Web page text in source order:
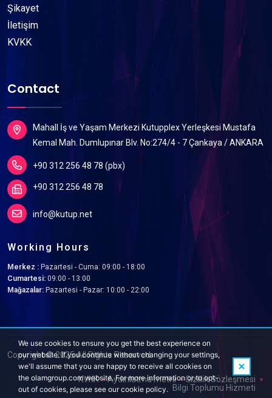
Şikayet
İletişim
KVKK
Contact
Mahall İş ve Yaşam Merkezi Kutupplex Yerleşkesi Mustafa
Kemal Mah. Dumlupınar Blv. No:274/4 - 7 Çankaya / ANKARA
+90 312 256 48 78 (pbx)
+90 312 256 48 78
info@kutup.net
Working Hours
Merkez : Pazartesi - Cuma: 09:00 - 18:00
Cumartesi: 09:00 - 13:00
Mağazalar: Pazartesi - Pazar: 10:00 - 22:00
Copyright © 2025 All Rights Reserved.
KVKK Aydınlatma metni
Gizlilik Sözleşmesi
Bilgi Toplumu Hizmeti
We use cookies to ensure you get the best experience on
our website. If you continue without changing your settings,
we'll assume that you are happy to receive all cookies on
the olamgroup.com website. For more information or to opt-
out of cookies, please see our cookie policy.